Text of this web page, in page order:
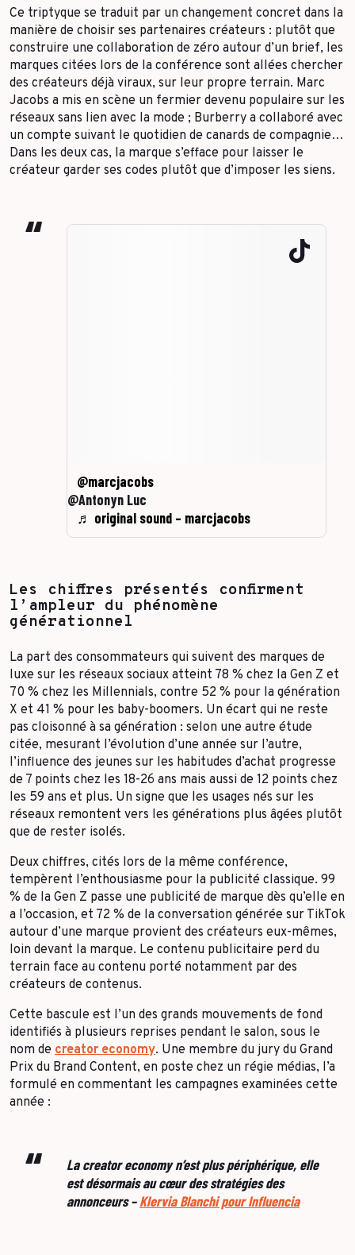
Ce triptyque se traduit par un changement concret dans la
manière de choisir ses partenaires créateurs : plutôt que
construire une collaboration de zéro autour d’un brief, les
marques citées lors de la conférence sont allées chercher
des créateurs déjà viraux, sur leur propre terrain. Marc
Jacobs a mis en scène un fermier devenu populaire sur les
réseaux sans lien avec la mode ; Burberry a collaboré avec
un compte suivant le quotidien de canards de compagnie…
Dans les deux cas, la marque s’efface pour laisser le
créateur garder ses codes plutôt que d’imposer les siens.
@marcjacobs
@Antonyn Luc
♬ original sound – marcjacobs
Les chiffres présentés confirment
l’ampleur du phénomène
générationnel
La part des consommateurs qui suivent des marques de
luxe sur les réseaux sociaux atteint 78 % chez la Gen Z et
70 % chez les Millennials, contre 52 % pour la génération
X et 41 % pour les baby-boomers. Un écart qui ne reste
pas cloisonné à sa génération : selon une autre étude
citée, mesurant l’évolution d’une année sur l’autre,
l’influence des jeunes sur les habitudes d’achat progresse
de 7 points chez les 18-26 ans mais aussi de 12 points chez
les 59 ans et plus. Un signe que les usages nés sur les
réseaux remontent vers les générations plus âgées plutôt
que de rester isolés.
Deux chiffres, cités lors de la même conférence,
tempèrent l’enthousiasme pour la publicité classique. 99
% de la Gen Z passe une publicité de marque dès qu’elle en
a l’occasion, et 72 % de la conversation générée sur TikTok
autour d’une marque provient des créateurs eux-mêmes,
loin devant la marque. Le contenu publicitaire perd du
terrain face au contenu porté notamment par des
créateurs de contenus.
Cette bascule est l’un des grands mouvements de fond
identifiés à plusieurs reprises pendant le salon, sous le
nom de creator economy. Une membre du jury du Grand
Prix du Brand Content, en poste chez un régie médias, l’a
formulé en commentant les campagnes examinées cette
année :
La creator economy n’est plus périphérique, elle
est désormais au cœur des stratégies des
annonceurs –Klervia BIanchi pour Influencia